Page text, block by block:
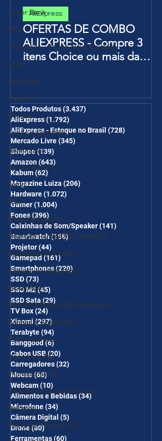
Power Bank
Mifa
AliExpress - Promo Novo Usuário
Jogos
Gabinetes
Cadeiras
Realme
Copos e Garrafas
Notebooks
Fontes para PC
Temu
Shein
Eletrodomésticos
Memória Ram DDR5 Notebook
Acessórios de Celular
Câmera de Segurança
MousePads
Memórtia Ram DDR4 Notebook
Roupas e Acessórios
Robô Aspirador
Mesa para PC
Impressoras 3D
Veículos de Controle Remoto
Relógios
Pen drive / Cartão SD
OFERTAS DE COMBO
ALIEXPRESS - Compre 3
itens Choice ou mais da
Página de Promoções e
Ganhe Frete Grátis(R$10 de
desc em 6 itens/R$25 de
desc em 10 itens) OS
CUPONS SÃO VÁLIDOS NO
COMBO
AliExpress
Todos Produtos(3.437)
AliExpress(1.792)
AliExpress - Estoque no Brasil (728)
Mercado Livre(345)
Shopee(139)
Amazon(643)
Kabum(62)
Magazine Luiza (206)
Hardware(1.072)
Gamer(1.004)
Fones(396)396 posts
Caixinhas de Som/Speaker(141)
Smartwatch(158)158 posts
Projetor(44)
Gamepad(161)161 posts
Smartphones(220)220 posts
SSD(73)
SSD M2(45)
SSD Sata (29) 29 posts
TV Box(24)
Xiaomi (297)297 posts
Terabyte(94)
Banggood(6)6 posts
Cabos USB(20)
Carregadores(32)
Mouse(68) 68 posts
Webcam(10)
Alimentos e Bebidas(34)34 posts
Microfone(34)
Câmera Digital (5)
Drone(80)80 posts
Ferramentas(60)